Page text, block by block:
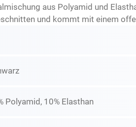
aus Polyamid und
und kommt mit einem
Polyamid, 10% Elasthan